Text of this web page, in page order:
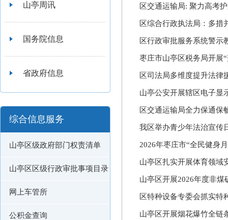
山亭周讯
国务院信息
省政府信息
综合信息服务
山亭区级政府部门权责清单
山亭区区级行政审批事项目录
网上车管所
公积金查询
区交通运输局: 聚力高考
区综合行政执法局：多措
区行政审批服务系统警示
枣庄市山亭区税务局开展
区司法局多维度提升法律
山亭公安开展辖区电子显
区交通运输局全力保通保
我区举办青少年法治宣传
2026年枣庄市“全民健身
山亭区扎实开展体育领域
山亭区开展2026年度非
区特种设备专委会抓实特
山亭区开展烟花爆竹全链